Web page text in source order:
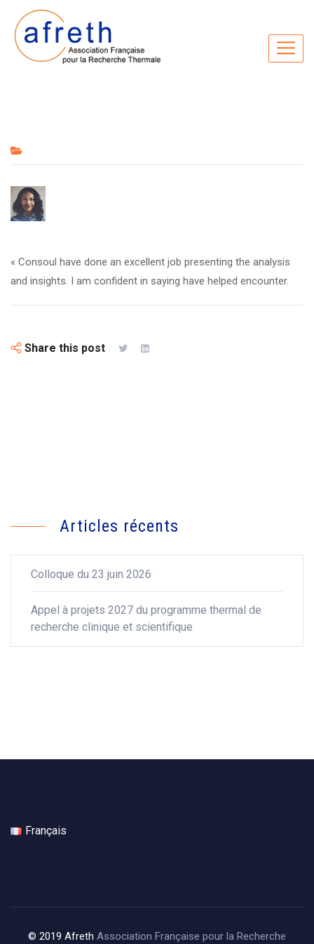
« Consoul have done an excellent job presenting the analysis
and insights. I am confident in saying have helped encounter.
Share this post
Articles récents
Colloque du 23 juin 2026
Appel à projets 2027 du programme thermal de
recherche clinique et scientifique
Français
© 2019 Afreth Association Française pour la Recherche